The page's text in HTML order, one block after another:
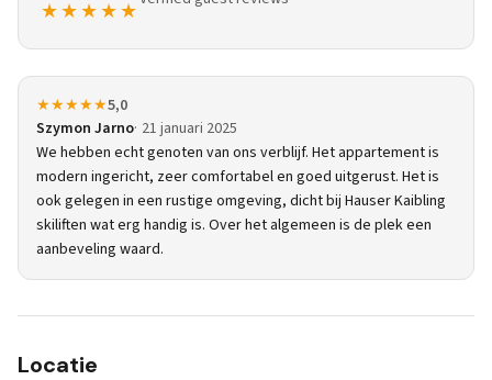
★★★★★
★★★★★5,0
Szymon Jarno 21 januari 2025
We hebben echt genoten van ons verblijf. Het appartement is
modern ingericht, zeer comfortabel en goed uitgerust. Het is
ook gelegen in een rustige omgeving, dicht bij Hauser Kaibling
skiliften wat erg handig is. Over het algemeen is de plek een
aanbeveling waard.
Locatie